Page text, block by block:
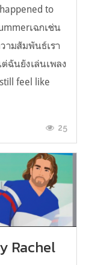
to
เฉกเช่น
ามสัมพันธ์เรา
ฉันยังเล่นเพลง
feel like
25
Rachel